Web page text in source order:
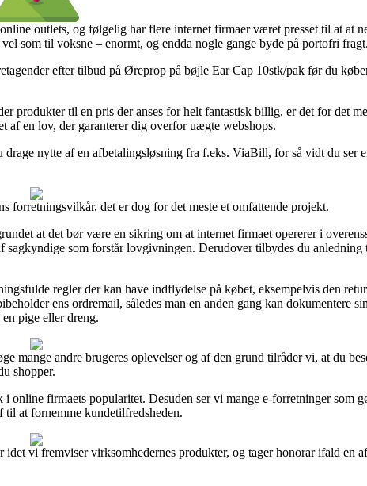
outlets, og følgelig har flere internet firmaer været presset til at at
som til voksne – enormt, og endda nogle gange byde på portofri fragt.
efter tilbud på Øreprop på bøjle Ear Cap 10stk/pak før du
produkter til en pris der anses for helt fantastisk billig, er det for det
en lov, der garanterer dig overfor uægte webshops.
nytte af en afbetalingsløsning fra f.eks. ViaBill, for så vidt du ser
forretningsvilkår, det er dog for det meste et omfattende projekt.
at det bør være en sikring om at internet firmaet opererer i
som forstår lovgivningen. Derudover tilbydes du anledning
regler der kan have indflydelse på købet, eksempelvis den
ens ordremail, således man en anden gang kan dokumentere
pige eller dreng.
mange andre brugeres oplevelser og af den grund tilråder vi, at du
shopper.
firmaets popularitet. Desuden ser vi mange e-forretninger som
til at fornemme kundetilfredsheden.
vi fremviser virksomhedernes produkter, og tager honorar ifald en